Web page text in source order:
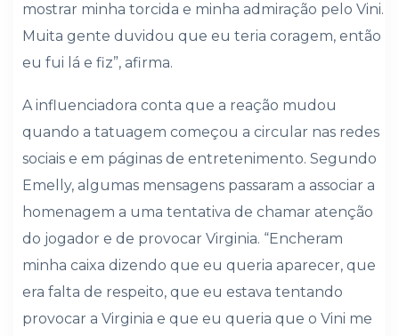
mostrar minha torcida e minha admiração pelo Vini.
Muita gente duvidou que eu teria coragem, então
eu fui lá e fiz”, afirma.
A influenciadora conta que a reação mudou
quando a tatuagem começou a circular nas redes
sociais e em páginas de entretenimento. Segundo
Emelly, algumas mensagens passaram a associar a
homenagem a uma tentativa de chamar atenção
do jogador e de provocar Virginia. “Encheram
minha caixa dizendo que eu queria aparecer, que
era falta de respeito, que eu estava tentando
provocar a Virginia e que eu queria que o Vini me